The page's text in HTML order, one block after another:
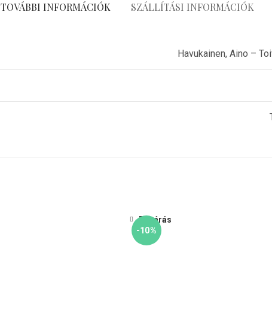
TOVÁBBI INFORMÁCIÓK SZÁLLÍTÁSI INFORMÁCIÓK
Havukainen, Aino –
-10%
Bezárás